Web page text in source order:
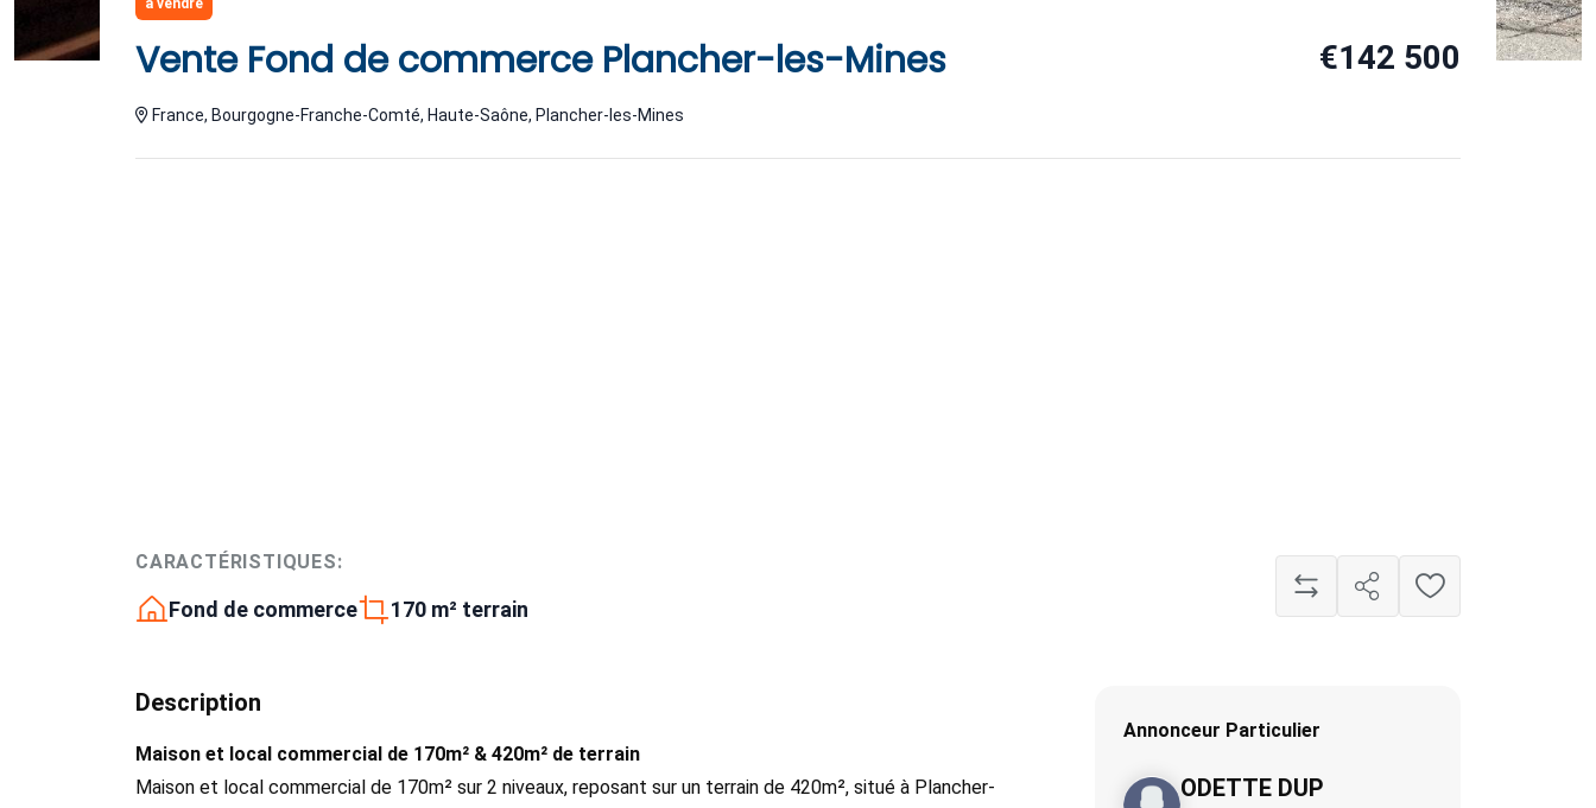
à vendre
Vente Fond de commerce Plancher-les-Mines
France, Bourgogne-Franche-Comté, Haute-Saône, Plancher-les-Mines
€142 500
CARACTÉRISTIQUES:
Fond de commerce 170 m² terrain
Description
Maison et local commercial de 170m² & 420m² de terrain
Maison et local commercial de 170m² sur 2 niveaux, reposant sur un terrain de 420m², situé à Plancher-
Annonceur Particulier
ODETTE DUP